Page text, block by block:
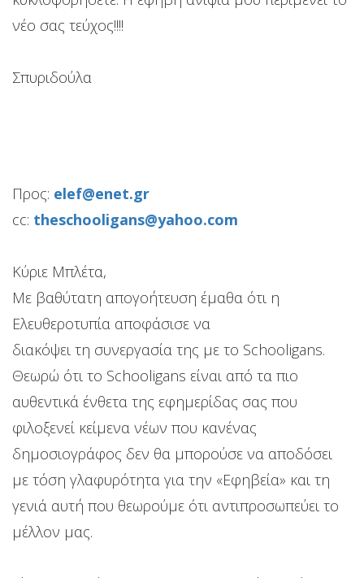
νέο σας τεύχος!!!!
Σπυριδούλα
Προς: elef@enet.gr
cc: theschooligans@yahoo.com
Κύριε Μπλέτα,
Με βαθύτατη απογοήτευση έμαθα ότι η
Ελευθεροτυπία αποφάσισε να
διακόψει τη συνεργασία της με το Schooligans.
Θεωρώ ότι το Schooligans είναι από τα πιο
αυθεντικά ένθετα της εφημερίδας σας που
φιλοξενεί κείμενα νέων που κανένας
δημοσιογράφος δεν θα μπορούσε να αποδόσει
με τόση γλαφυρότητα για την «Εφηβεία» και τη
γενιά αυτή που θεωρούμε ότι αντιπροσωπεύει το
μέλλον μας.